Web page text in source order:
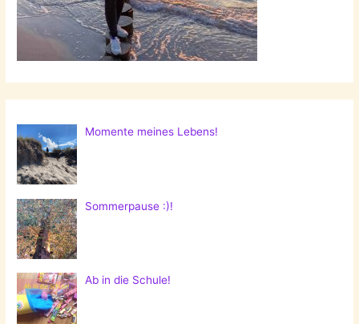
Momente meines Lebens!
Sommerpause :)!
Ab in die Schule!